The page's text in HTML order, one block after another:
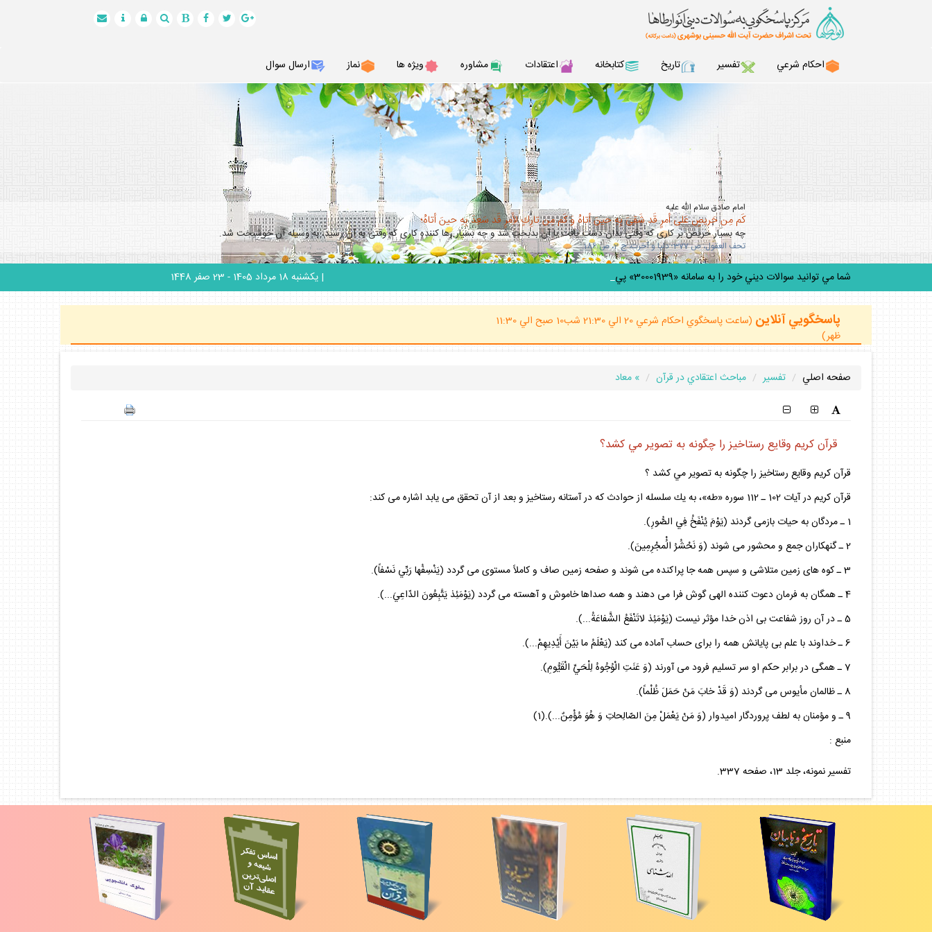
احكام شرعي تفسير تاريخ كتابخانه اعتقادات مشاوره ويژه ها نماز ارسال سوال
امام صادق سلام الله عليه
كَم مِن حَريصٍ عَلى أمرٍ قَد شَقِىَ بِهِ حينَ أتاهُ وَ كَم مِن تارِكٍ لأَِمرٍ قَد سَعِدَ بِهِ حينَ أتاهُ؛
چه بسيار حريص بر كارى كه وقتى بدان دست يافت با آن بدبخت شد و چه بسيار رها كننده كارى كه وقتى به آن رسيد، به وسيله آن خوشبخت شد.
تحف العقول، ص 377؛ دنيا و آخرت، ج 2، ص 186.
شما مي توانيد سوالات ديني خود را به سامانه «30001939» پيامك ك | يكشنبه 18 مرداد 1405 - 23 صفر 1448
پاسخگويي آنلاين
(ساعت پاسخگوي احكام شرعي 20 الي 21:30 شب10 صبح الي 11:30
ظهر)
صفحه اصلي تفسير مباحث اعتقادي در قرآن » معاد
قرآن كريم وقايع رستاخيز را چگونه به تصوير مي كشد؟
قرآن كريم وقايع رستاخيز را چگونه به تصوير مي كشد ؟
قرآن كريم در آيات 102 ـ 112 سوره «طه»، به يك سلسله از حوادث كه در آستانه رستاخيز و بعد از آن تحقق مى يابد اشاره مى كند:
1 ـ مردگان به حيات بازمى گردند (يَوْمَ يُنْفَخُ فِي الصُّورِ).
2 ـ گنهكاران جمع و محشور مى شوند (وَ نَحْشُرُ الُْمجْرِمِينَ).
3 ـ كوه هاى زمين متلاشى و سپس همه جا پراكنده مى شوند و صفحه زمين صاف و كاملاً مستوى مى گردد (يَنْسِفُها رَبِّي نَسْفاً).
4 ـ همگان به فرمان دعوت كننده الهى گوش فرا مى دهند و همه صداها خاموش و آهسته مى گردد (يَوْمَئِذ يَتَّبِعُونَ الدّاعِيَ...).
5 ـ در آن روز شفاعت بى اذن خدا مؤثر نيست (يَوْمَئِذ لاتَنْفَعُ الشَّفاعَةُ...).
6 ـ خداوند با علم بى پايانش همه را براى حساب آماده مى كند (يَعْلَمُ ما بَيْنَ أَيْدِيهِمْ...).
7 ـ همگى در برابر حكم او سر تسليم فرود مى آورند (وَ عَنَتِ الْوُجُوهُ لِلْحَيِّ الْقَيُّومِ).
8 ـ ظالمان مأيوس مى گردند (وَ قَدْ خابَ مَنْ حَمَلَ ظُلْماً).
9 ـ و مؤمنان به لطف پروردگار اميدوار (وَ مَنْ يَعْمَلْ مِنَ الصّالِحاتِ وَ هُوَ مُؤْمِنٌ...).(1)
منبع :
تفسير نمونه، جلد 13، صفحه 337.